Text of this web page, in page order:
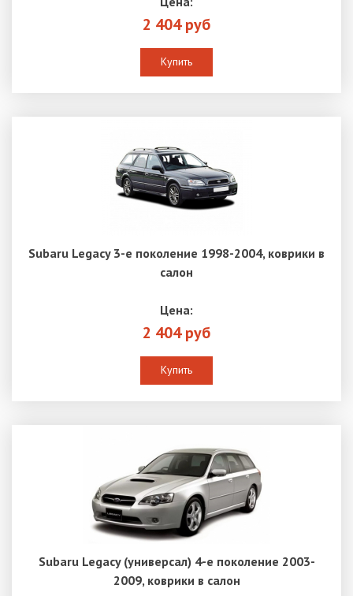
2 404 руб
Купить
Subaru Legacy 3-е поколение 1998-2004, коврики в
салон
Цена:
2 404 руб
Купить
Subaru Legacy (универсал) 4-е поколение 2003-
2009, коврики в салон